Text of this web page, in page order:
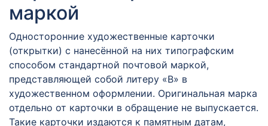
маркой
Односторонние художественные карточки
(открытки) с нанесённой на них типографским
способом стандартной почтовой маркой,
представляющей собой литеру «В» в
художественном оформлении. Оригинальная марка
отдельно от карточки в обращение не выпускается.
Такие карточки издаются к памятным датам,